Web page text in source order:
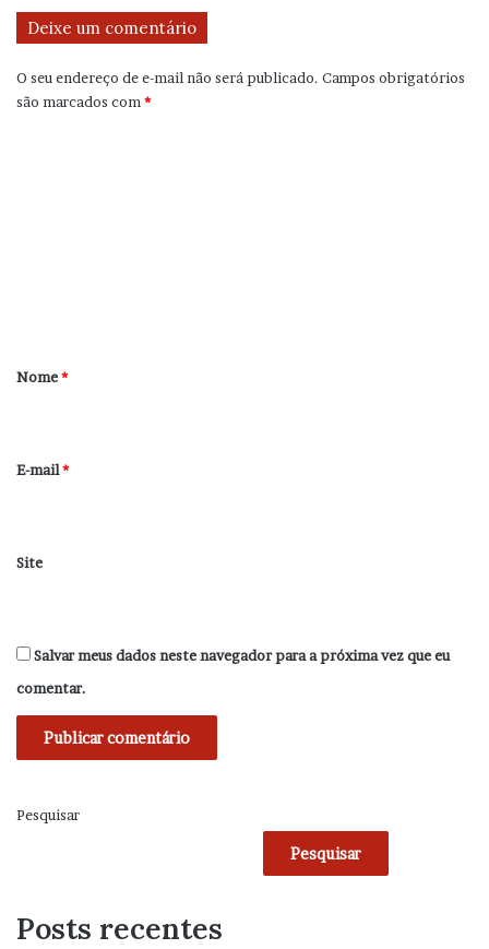
Deixe um comentário
O seu endereço de e-mail não será publicado. Campos obrigatórios
são marcados com*
r
*
Nome*
E-mail*
Site
Salvar meus dados neste navegador para a próxima vez que eu
comentar.
Pesquisar
Pesquisar
Posts recentes